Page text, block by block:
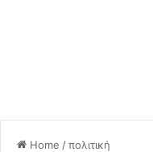
Home /πολιτική